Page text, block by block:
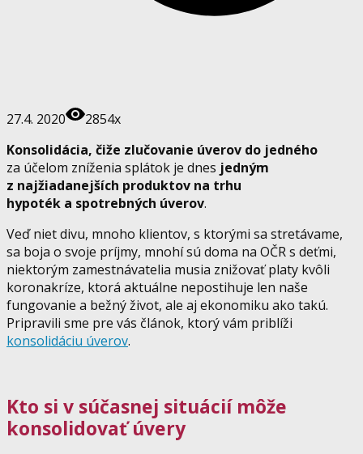
27.4. 2020
2854x
Konsolidácia, čiže zlučovanie úverov do jedného
za účelom zníženia splátok je dnes jedným
z najžiadanejších produktov na trhu
hypoték a spotrebných úverov.
Veď niet divu, mnoho klientov, s ktorými sa stretávame,
sa boja o svoje príjmy, mnohí sú doma na OČR s deťmi,
niektorým zamestnávatelia musia znižovať platy kvôli
koronakríze, ktorá aktuálne nepostihuje len naše
fungovanie a bežný život, ale aj ekonomiku ako takú.
Pripravili sme pre vás článok, ktorý vám priblíži
konsolidáciu úverov.
Kto si v súčasnej situácií môže
konsolidovať úvery